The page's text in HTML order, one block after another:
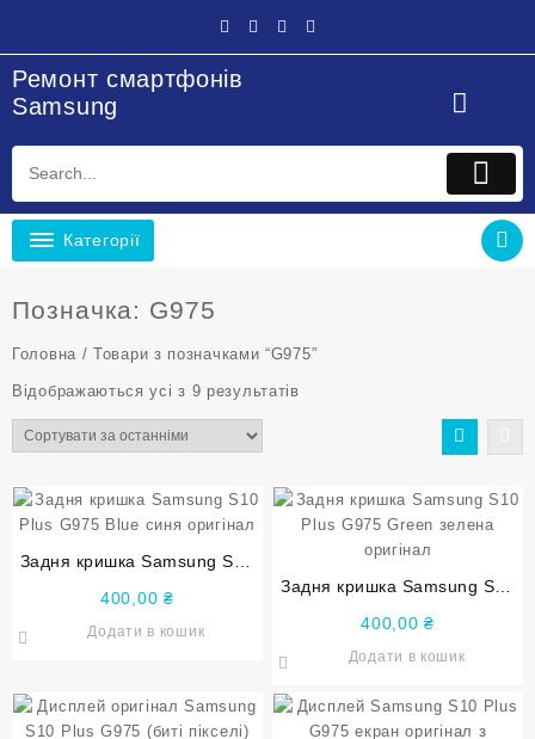
Ремонт смартфонів
Samsung
Категорії
Позначка: G975
Головна / Товари з позначками “G975”
Відображаються усі з 9 результатівSorted
Задня кришка Samsung S10
400,00 ₴
Додати в кошик
Задня кришка Samsung S10
оригінал
400,00₴
Додати в кошик